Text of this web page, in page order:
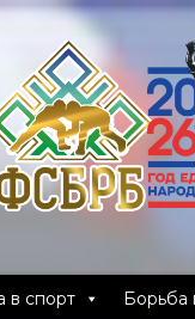
в спорт Борьба